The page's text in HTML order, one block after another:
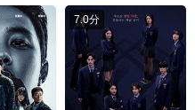
7.0分